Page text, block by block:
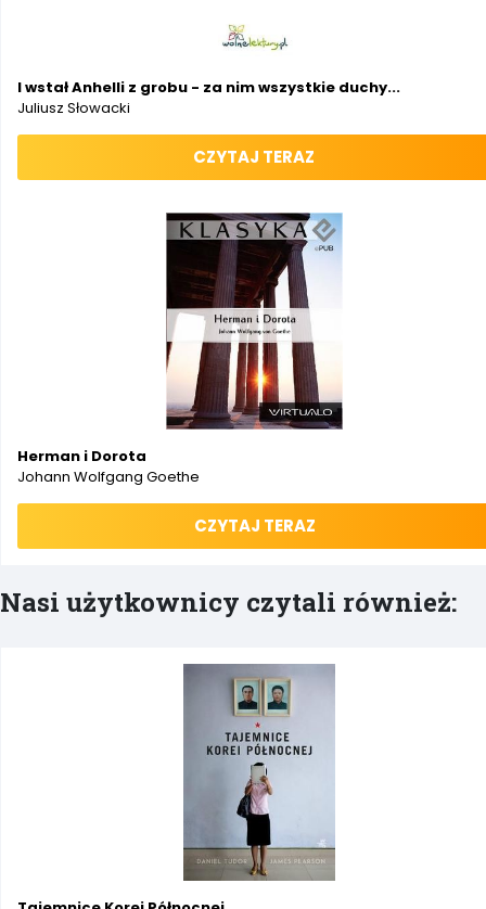
I wstał Anhelli z grobu - za nim wszystkie duchy...
Juliusz Słowacki
CZYTAJ TERAZ
Herman i Dorota
Johann Wolfgang Goethe
CZYTAJ TERAZ
Nasi użytkownicy czytali również: